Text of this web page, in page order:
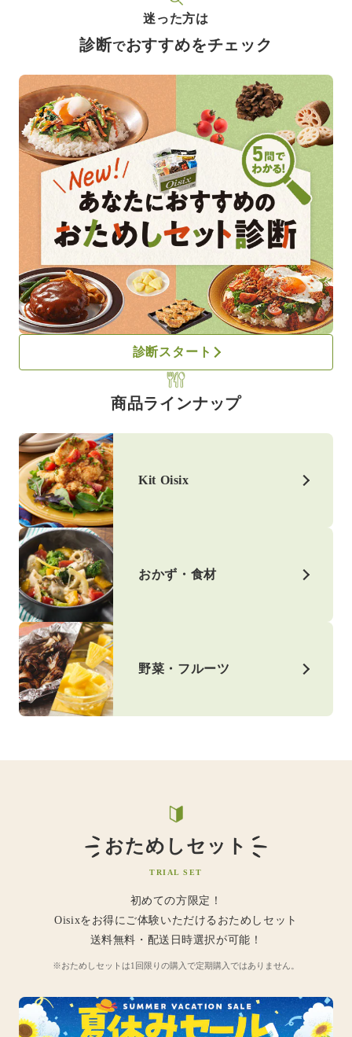
迷った方は
診断でおすすめをチェック
診断スタート
商品ラインナップ
Kit Oisix
おかず・食材
野菜・フルーツ
おためしセット
TRIAL SET
初めての方限定！
Oisixをお得にご体験いただけるおためしセット
送料無料・配送日時選択が可能！
※おためしセットは1回限りの購入で定期購入ではありません。